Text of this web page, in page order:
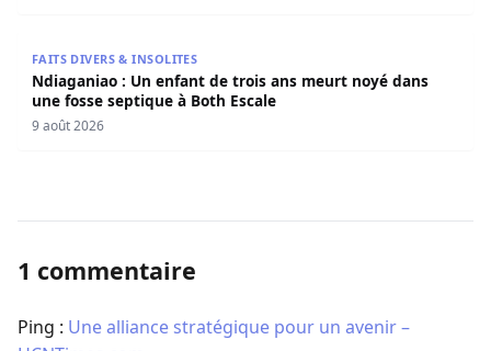
FAITS DIVERS & INSOLITES
Ndiaganiao : Un enfant de trois ans meurt noyé dans
une fosse septique à Both Escale
9 août 2026
1 commentaire
Ping : Une alliance stratégique pour un avenir –